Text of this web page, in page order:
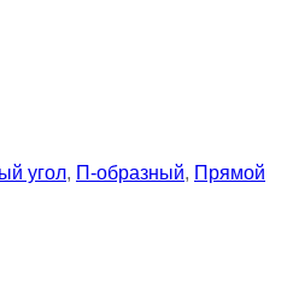
угол, П-образный, Прямой